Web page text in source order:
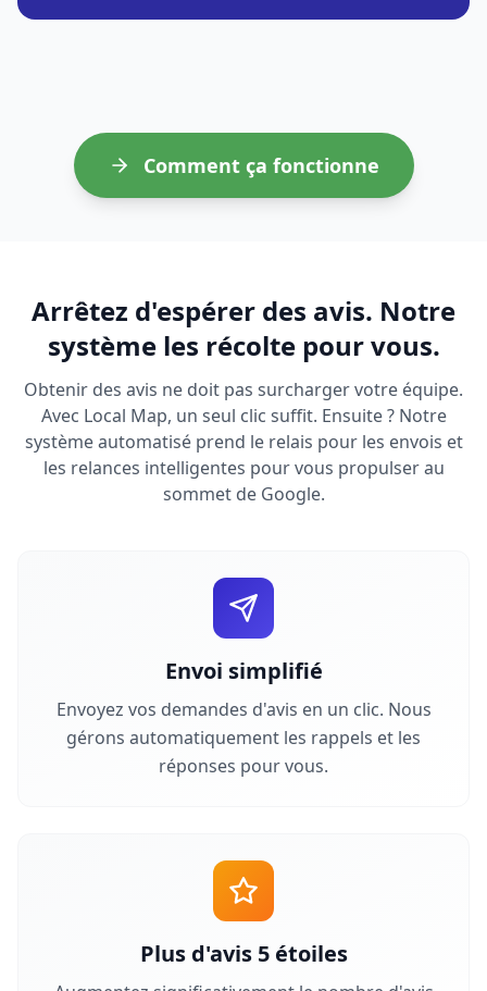
Comment ça fonctionne
Arrêtez d'espérer des avis. Notre
système les récolte pour vous.
Obtenir des avis ne doit pas surcharger votre équipe.
Avec Local Map, un seul clic suffit. Ensuite ? Notre
système automatisé prend le relais pour les envois et
les relances intelligentes pour vous propulser au
sommet de Google.
Envoi simplifié
Envoyez vos demandes d'avis en un clic. Nous
gérons automatiquement les rappels et les
réponses pour vous.
Plus d'avis 5 étoiles